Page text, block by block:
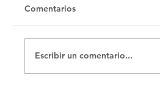
Untitled
Comentarios
Escribir un comentario...